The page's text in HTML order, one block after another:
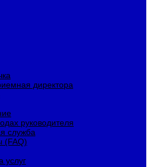
директора
руководителя
служба
(FAQ)
услуг